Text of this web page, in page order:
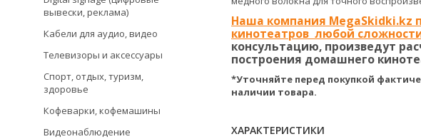
Наша компания MegaSkidki.kz
кинотеатров любой
консультацию, произведут
построения домашнего
*Уточняйте перед покупкой
наличии товара.
ХАРАКТЕРИСТИКИ
вывески, реклама)
Кабели для аудио, видео
Телевизоры и аксессуары
Спорт, отдых, туризм,
здоровье
Кофеварки, кофемашины
Видеонаблюдение